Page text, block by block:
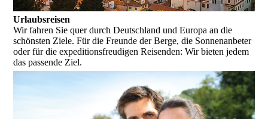
Urlaubsreisen
Wir fahren Sie quer durch Deutschland und Europa an die
schönsten Ziele. Für die Freunde der Berge, die Sonnenanbeter
oder für die expeditionsfreudigen Reisenden: Wir bieten jedem
das passende Ziel.